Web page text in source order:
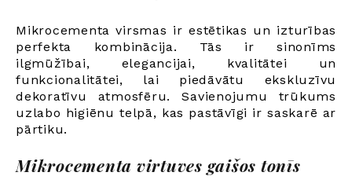
Mikrocementa virsmas ir estētikas un izturības
perfekta kombinācija. Tās ir sinonīms
ilgmūžībai, elegancijai, kvalitātei un
funkcionalitātei, lai piedāvātu ekskluzīvu
dekoratīvu atmosfēru. Savienojumu trūkums
uzlabo higiēnu telpā, kas pastāvīgi ir saskarē ar
pārtiku.
Mikrocementa virtuves gaišos tonīs